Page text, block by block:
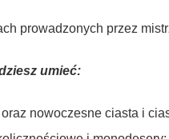
prowadzonych przez
umieć:
nowoczesne ciasta i